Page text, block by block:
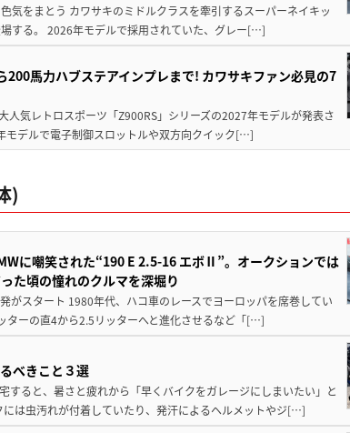
気をまとう カワサキのミドルクラスを牽引するスーパーネイキッ
する。 2026年モデルで採用されていた、グレー[…]
200馬力ハブステアインプレまで! カワサキファン必見の7
人気レトロスポーツ「Z900RS」シリーズの2027年モデルが発表さ
モデルで電子制御スロットルや双方向クイック[…]
)
に嘲笑された“190 E 2.5-16 エボⅡ”。オークションでは
た頃の憧れのクルマを深堀り
がスタート 1980年代、ハコ車のレースでヨーロッパを席巻してい
ターの直4から2.5リッターへと進化させるなど「[…]
べきこと３選
すると、暑さと疲れから「早くバイクをガレージにしまいたい」と
は虫汚れが付着していたり、発汗によるヘルメットやジ[…]